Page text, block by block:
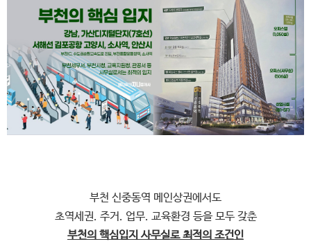
부천 신중동역 메인상권에서도
초역세권. 주거. 업무. 교육환경 등을 모두 갖춘
부천의 핵심입지 사무실로 최적의 조건인